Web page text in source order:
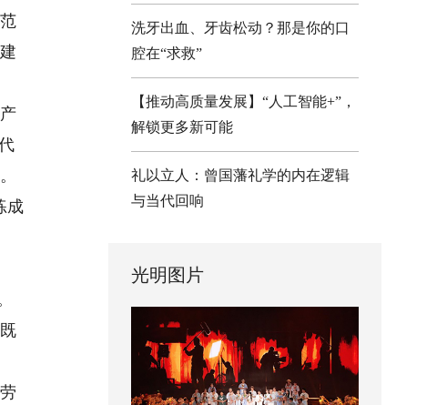
成
洗牙出血、牙齿松动？那是你的口
腔在“求救”
【推动高质量发展】“人工智能+”，
解锁更多新可能
礼以立人：曾国藩礼学的内在逻辑
与当代回响
光明图片